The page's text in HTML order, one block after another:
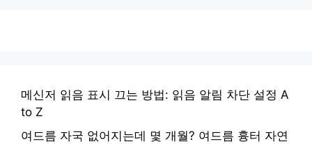
메신저 읽음 표시 끄는 방법: 읽음 알림 차단 설정 A
to Z
여드름 자국 없어지는데 몇 개월? 여드름 흉터 자연